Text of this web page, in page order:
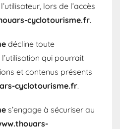
lors de l’accès
cyclotourisme.fr.
décline toute
qui pourrait
et contenus présents
cyclotourisme.fr.
s’engage à sécuriser au